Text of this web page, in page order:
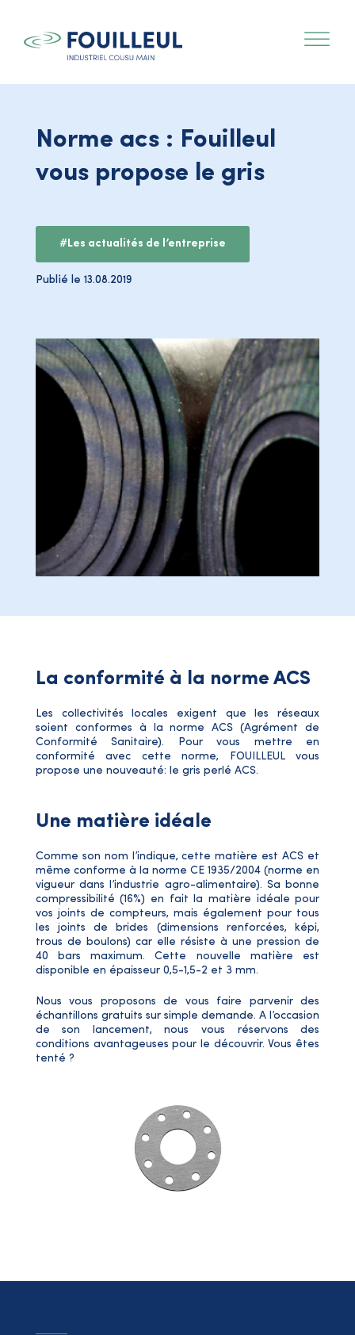
Norme acs : Fouilleul
vous propose le gris
#Les actualités de l’entreprise
Publié le 13.08.2019
La conformité à la norme ACS
Les collectivités locales exigent que les réseaux
soient conformes à la norme ACS (Agrément de
Conformité Sanitaire). Pour vous mettre en
conformité avec cette norme, FOUILLEUL vous
propose une nouveauté: le gris perlé ACS.
Une matière idéale
Comme son nom l’indique, cette matière est ACS et
même conforme à la norme CE 1935/2004 (norme en
vigueur dans l’industrie agro-alimentaire). Sa bonne
compressibilité (16%) en fait la matière idéale pour
vos joints de compteurs, mais également pour tous
les joints de brides (dimensions renforcées, képi,
trous de boulons) car elle résiste à une pression de
40 bars maximum. Cette nouvelle matière est
disponible en épaisseur 0,5-1,5-2 et 3 mm.
Nous vous proposons de vous faire parvenir des
échantillons gratuits sur simple demande. A l’occasion
de son lancement, nous vous réservons des
conditions avantageuses pour le découvrir. Vous êtes
tenté ?